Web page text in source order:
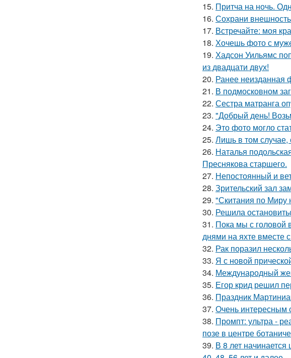
15. Притча на ночь.
16. Сохрани
17. Встречайте: моя
18. Хочешь фото с
19. Хадсон Уильямс
из двадцати двух!
20. Ранее неизданная
21. В подмосковном
22. Сестра матранга
23. "Добрый день!
24. Это фото могло
25. Лишь в том случае,
26. Наталья
Преснякова старшего.
27. Непостоянный и
28. Зрительский зал
29. "Скитания по Миру
30. Решила
31. Пока мы с головой
днями на яхте вместе
32. Рак поразил
33. Я с новой
34. Международный
35. Егор крид решил
36. Праздник
37. Очень интересным
38. Промпт: ультра -
позе в центре
39. В 8 лет